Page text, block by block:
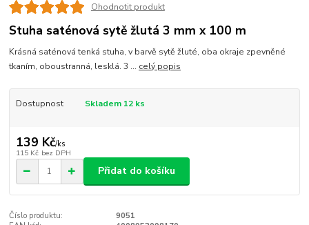
Ohodnotit produkt
Stuha saténová sytě žlutá 3 mm x 100 m
Krásná saténová tenká stuha, v barvě sytě žluté, oba okraje zpevněné
tkaním, oboustranná, lesklá. 3 ... celý popis
Dostupnost Skladem 12 ks
139 Kč/ks
115 Kč bez DPH
Přidat do košíku
Číslo produktu:
9051